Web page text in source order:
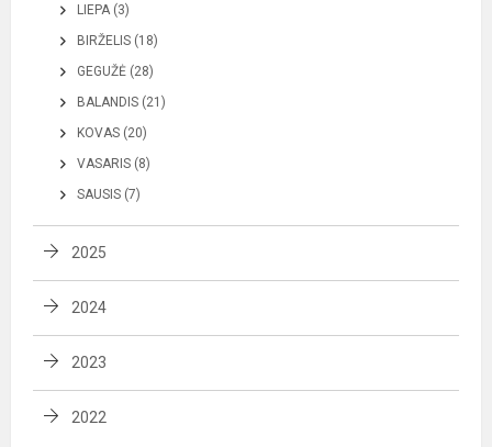
LIEPA (3)
BIRŽELIS (18)
GEGUŽĖ (28)
BALANDIS (21)
KOVAS (20)
VASARIS (8)
SAUSIS (7)
2025
2024
2023
2022